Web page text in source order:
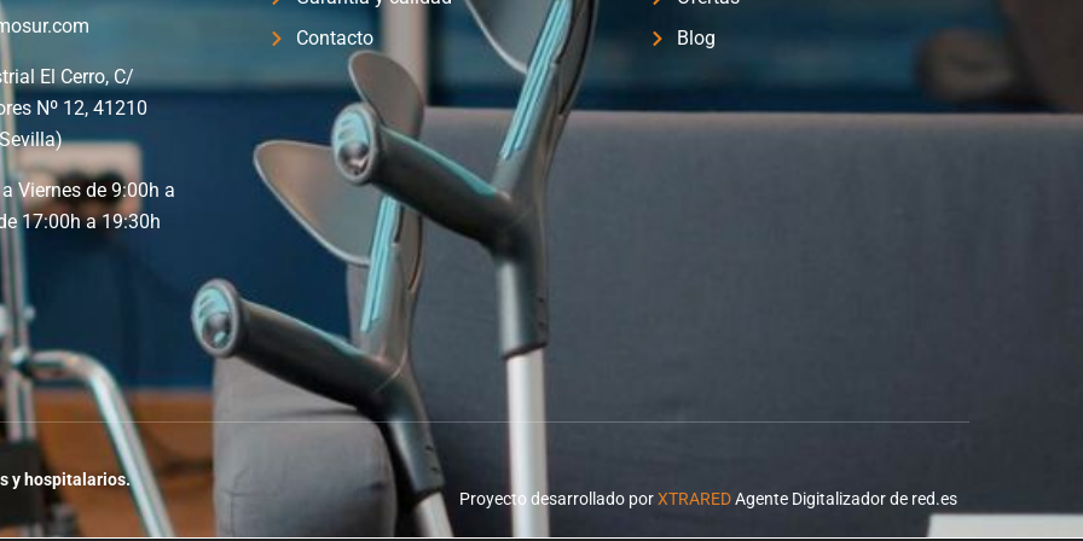
El Cerro, C/
Nº 12, 41210
Viernes de 9:00h a
17:00h a 19:30h
Contacto
Blog
y hospitalarios.
Proyecto desarrollado porXTRAREDAgente Digitalizador de red.es